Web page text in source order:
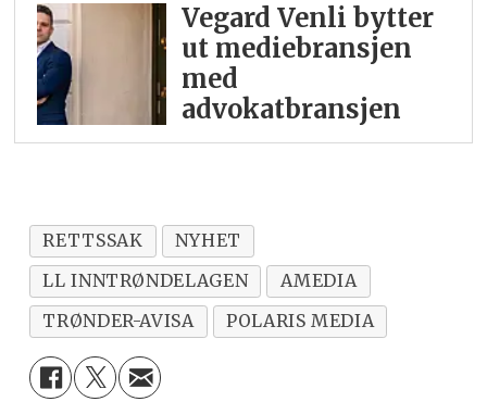
Vegard Venli bytter
ut mediebransjen
med
advokatbransjen
RETTSSAK
NYHET
LL INNTRØNDELAGEN
AMEDIA
TRØNDER-AVISA
POLARIS MEDIA